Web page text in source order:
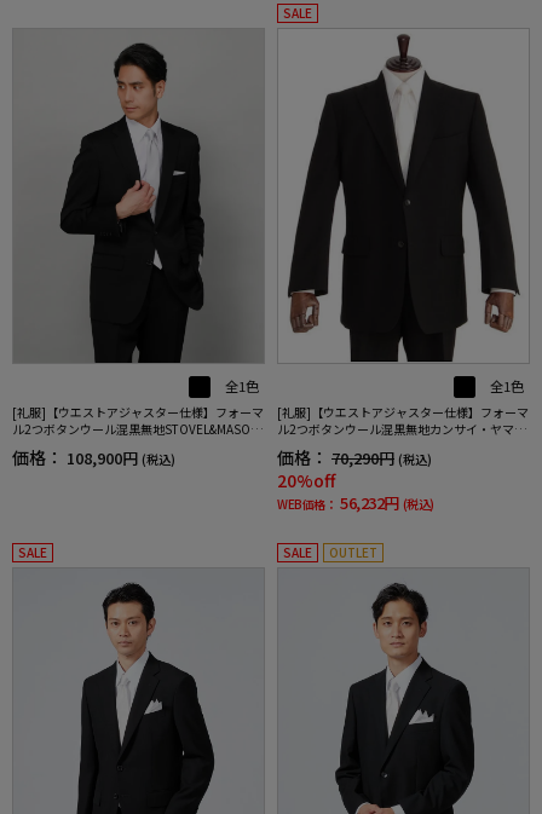
全1色
[礼服]【ウエストアジャスター仕様】フォーマ
ル2つボタンウール混黒無地STOVEL&MASON
通年礼服【定番】
価格： 108,900円 (税込)
SALE
全1色
[礼服]【ウエストアジャスター仕様】フォーマ
ル2つボタンウール混黒無地カンサイ・ヤマモ
ト通年礼服【定番】
価格： 70,290円 (税込)
20%off
WEB価格： 56,232円 (税込)
SALE SALE OUTLET